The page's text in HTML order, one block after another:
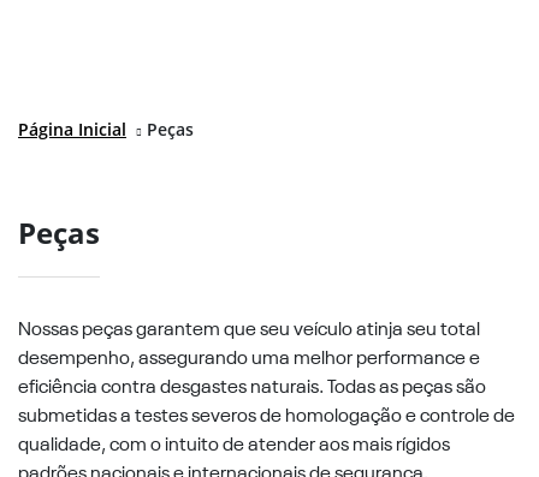
Página Inicial Peças
Peças
Nossas peças garantem que seu veículo atinja seu total
desempenho, assegurando uma melhor performance e
eficiência contra desgastes naturais. Todas as peças são
submetidas a testes severos de homologação e controle de
qualidade, com o intuito de atender aos mais rígidos